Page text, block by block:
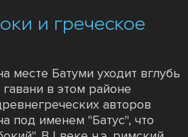
и греческое
месте Батуми уходит вглубь
в этом районе
авторов
под именем "Батус", что